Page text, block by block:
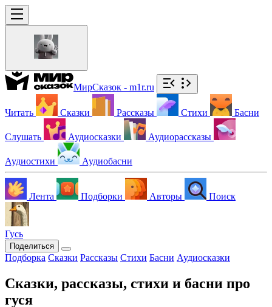
МирСказок - m1r.ru
Читать Сказки Рассказы Стихи Басни
Слушать Аудиосказки Аудиорассказы
Аудиостихи Аудиобасни
Лента Подборки Авторы Поиск
Гусь
Поделиться
Подборка Сказки Рассказы Стихи Басни Аудиосказки
Сказки, рассказы, стихи и басни про
гуся